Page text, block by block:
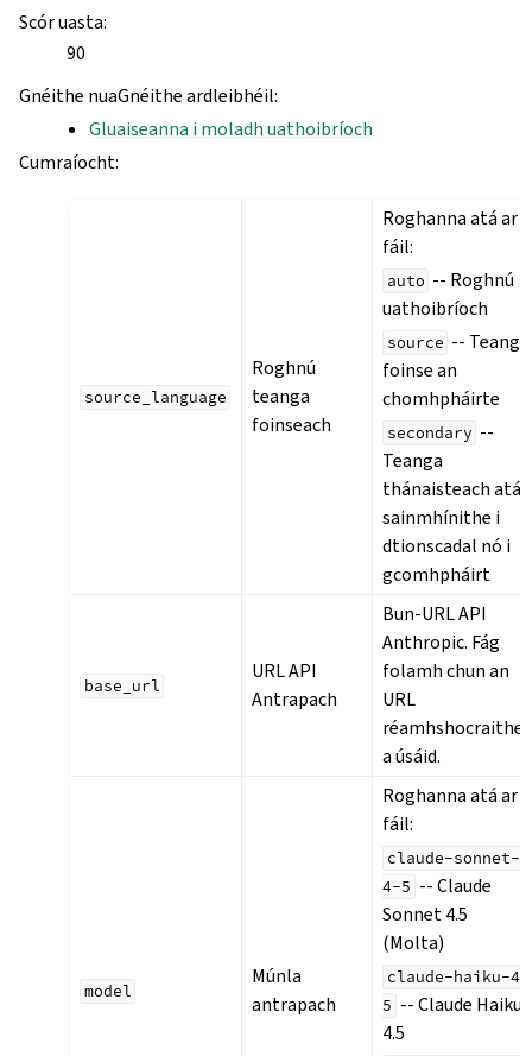
Scór uasta:
90
Gnéithe nuaGnéithe ardleibhéil:
Gluaiseanna i moladh uathoibríoch
Cumraíocht:
source_language
Roghnú
teanga
foinseach
Roghanna atá ar
fáil:
auto -- Roghnú
uathoibríoch
source -- Teanga
foinse an
chomhpháirte
secondary --
Teanga
thánaisteach atá
sainmhínithe i
dtionscadal nó i
gcomhpháirt
base_url
URL API
Antrapach
Bun-URL API
Anthropic. Fág
folamh chun an
URL
réamhshocraithe
a úsáid.
model
Múnla
antrapach
Roghanna atá ar
fáil:
claude-sonnet-
4-5 -- Claude
Sonnet 4.5
(Molta)
claude-haiku-4-
5 -- Claude Haiku
4.5